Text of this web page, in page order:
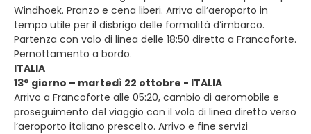
Windhoek. Pranzo e cena liberi. Arrivo all’aeroporto in
tempo utile per il disbrigo delle formalità d‘imbarco.
Partenza con volo di linea delle 18:50 diretto a Francoforte.
Pernottamento a bordo.
ITALIA
13° giorno – martedì 22 ottobre - ITALIA
Arrivo a Francoforte alle 05:20, cambio di aeromobile e
proseguimento del viaggio con il volo di linea diretto verso
l’aeroporto italiano prescelto. Arrivo e fine servizi